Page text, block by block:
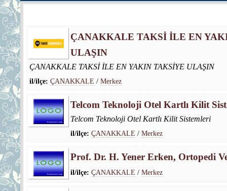
ÇANAKKALE TAKSİ İLE EN
ULAŞIN
ÇANAKKALE TAKSİ İLE EN YAKIN TAKSİYE ULAŞIN
il/ilçe: ÇANAKKALE / Merkez
Telcom Teknoloji Otel Kartlı Kilit
Telcom Teknoloji Otel Kartlı Kilit Sistemleri
il/ilçe: ÇANAKKALE / Merkez
Prof. Dr. H. Yener Erken, Ortopedi
il/ilçe: ÇANAKKALE / Merkez